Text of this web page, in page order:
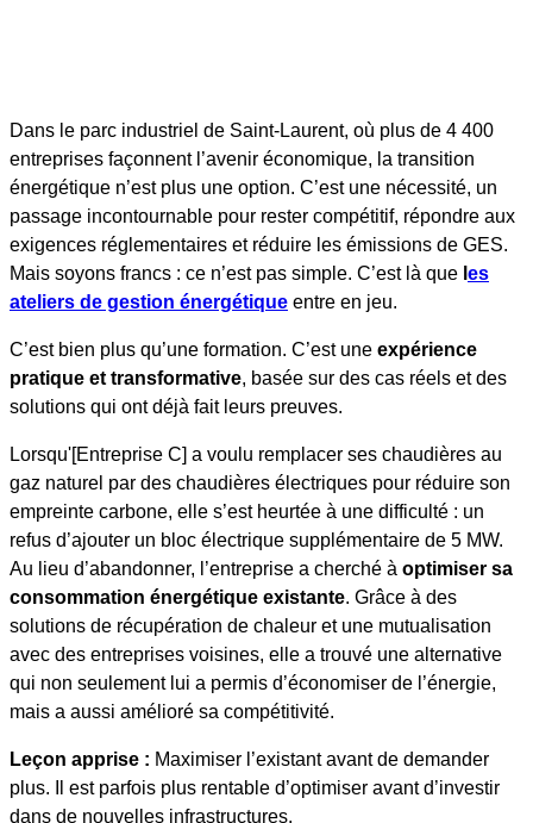
Dans le parc industriel de Saint-Laurent, où plus de 4 400
entreprises façonnent l’avenir économique, la transition
énergétique n’est plus une option. C’est une nécessité, un
passage incontournable pour rester compétitif, répondre aux
exigences réglementaires et réduire les émissions de GES.
Mais soyons francs : ce n’est pas simple. C’est là que es
ateliers de gestion énergétique entre en jeu.
C’est bien plus qu’une formation. C’est une expérience
pratique et transformative, basée sur des cas réels et des
solutions qui ont déjà fait leurs preuves.
Lorsqu'[Entreprise C] a voulu remplacer ses chaudières au
gaz naturel par des chaudières électriques pour réduire son
empreinte carbone, elle s’est heurtée à une difficulté : un
refus d’ajouter un bloc électrique supplémentaire de 5 MW.
Au lieu d’abandonner, l’entreprise a cherché à optimiser sa
consommation énergétique existante. Grâce à des
solutions de récupération de chaleur et une mutualisation
avec des entreprises voisines, elle a trouvé une alternative
qui non seulement lui a permis d’économiser de l’énergie,
mais a aussi amélioré sa compétitivité.
Leçon apprise : Maximiser l’existant avant de demander
plus. Il est parfois plus rentable d’optimiser avant d’investir
dans de nouvelles infrastructures.